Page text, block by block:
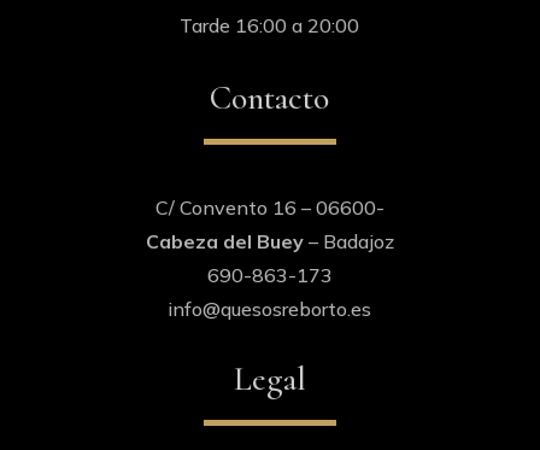
Tarde 16:00 a 20:00
Contacto
C/ Convento 16 – 06600-
Cabeza del Buey– Badajoz
690-863-173
info@quesosreborto.es
Legal